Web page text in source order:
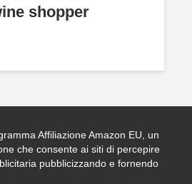
shopper
Affiliazione Amazon EU, un
che consente ai siti di percepire
pubblicizzando e fornendo